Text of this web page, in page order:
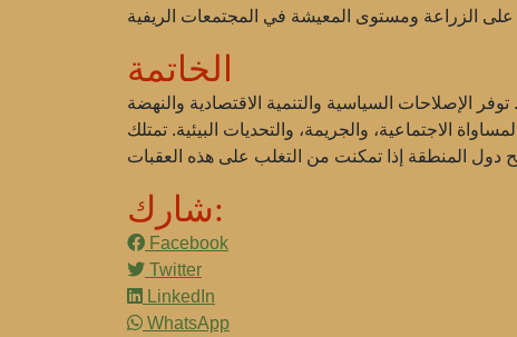
الخاتمة
الإصلاحات السياسية والتنمية الاقتصادية والنهضة
الاجتماعية، والجريمة، والتحديات البيئية. تمتلك
شارك:
Facebook
Twitter
LinkedIn
WhatsApp